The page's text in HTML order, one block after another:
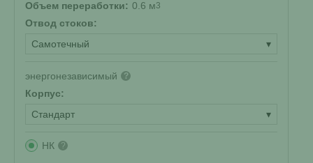
Объем переработки: 0.6 м3
Отвод стоков:
Самотечный
▾
энергонезависимый ?
Корпус:
Стандарт
▾
НК ?